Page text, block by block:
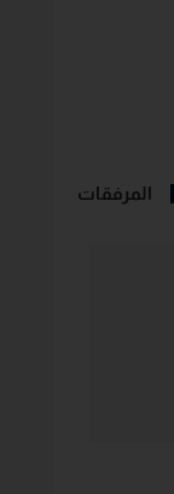
المرفقات